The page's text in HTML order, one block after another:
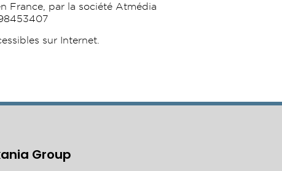
France, par la société Atmédia
sur Internet.
Group